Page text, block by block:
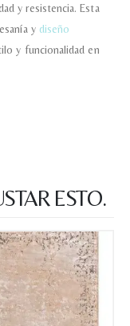
y resistencia. Esta
y diseño
y funcionalidad en
ESTO.